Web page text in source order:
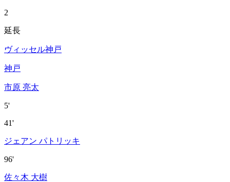
2
延長
ヴィッセル神戸
神戸
市原 亮太
5'
41'
ジェアン パトリッキ
96'
佐々木 大樹